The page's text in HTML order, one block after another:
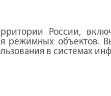
России,
режимных объектов.
в системах